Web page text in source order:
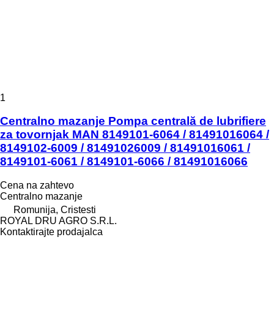
1
Centralno mazanje Pompa centrală de lubrifiere
za tovornjak MAN 8149101-6064 / 81491016064 /
8149102-6009 / 81491026009 / 81491016061 /
8149101-6061 / 8149101-6066 / 81491016066
Cena na zahtevo
Centralno mazanje
Romunija, Cristesti
ROYAL DRU AGRO S.R.L.
Kontaktirajte prodajalca